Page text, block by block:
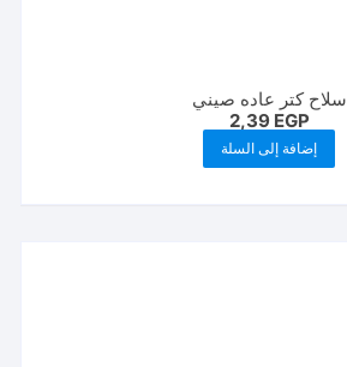
سلاح كتر عاده صيني
2,39 EGP
إضافة إلى السلة